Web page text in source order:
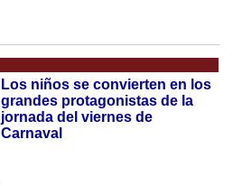
Los niños se convierten en los
grandes protagonistas de la
jornada del viernes de
Carnaval